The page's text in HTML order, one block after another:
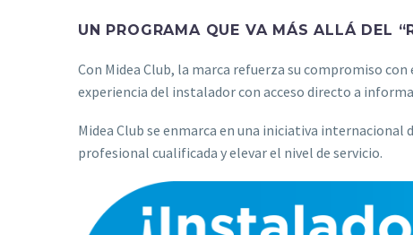
UN PROGRAMA QUE VA MÁS ALLÁ DEL
Con Midea Club, la marca refuerza su compromiso
experiencia del instalador con acceso directo a
Midea Club se enmarca en una iniciativa internacional
profesional cualificada y elevar el nivel de servicio.